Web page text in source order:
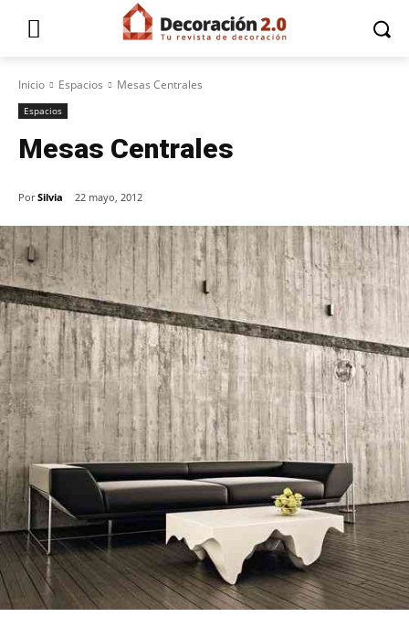
Inicio Espacios Mesas Centrales
Espacios
Mesas Centrales
Por Silvia 22 mayo, 2012